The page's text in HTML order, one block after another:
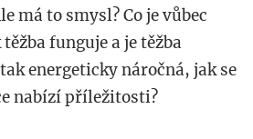
má to smysl? Co je vůbec
funguje a je těžba
energeticky náročná, jak se
nabízí příležitosti?